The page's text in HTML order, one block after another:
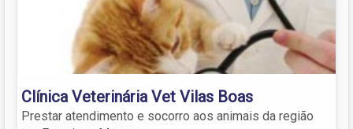
Clínica Veterinária Vet Vilas Boas
Prestar atendimento e socorro aos animais da região